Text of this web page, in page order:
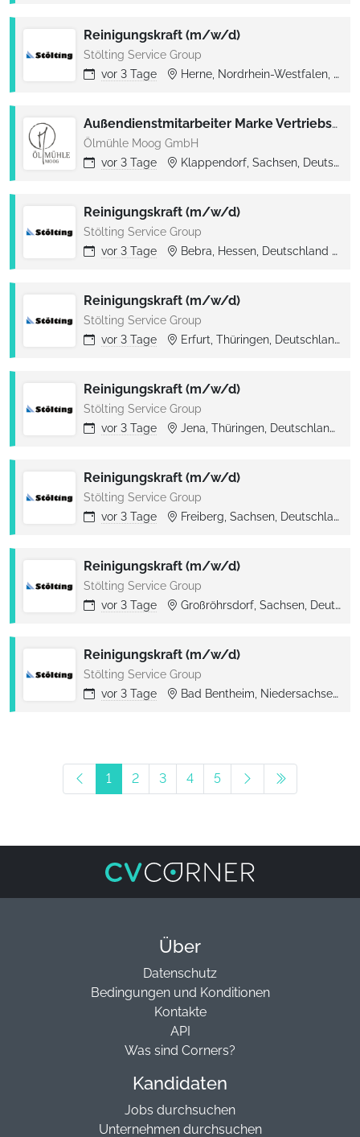
Reinigungskraft (m/w/d)
Stölting Service Group
vor 3 Tage Herne, Nordrhein-Westfalen, Deutschland
Außendienstmitarbeiter Marke Vertriebsgebiet München (m/w/d)
Ölmühle Moog GmbH
vor 3 Tage Klappendorf, Sachsen, Deutschland
Reinigungskraft (m/w/d)
Stölting Service Group
vor 3 Tage Bebra, Hessen, Deutschland
Reinigungskraft (m/w/d)
Stölting Service Group
vor 3 Tage Erfurt, Thüringen, Deutschland
Reinigungskraft (m/w/d)
Stölting Service Group
vor 3 Tage Jena, Thüringen, Deutschland
Reinigungskraft (m/w/d)
Stölting Service Group
vor 3 Tage Freiberg, Sachsen, Deutschland
Reinigungskraft (m/w/d)
Stölting Service Group
vor 3 Tage Großröhrsdorf, Sachsen, Deutschland
Reinigungskraft (m/w/d)
Stölting Service Group
vor 3 Tage Bad Bentheim, Niedersachsen, Deutschland
1 2 3 4 5
Über
Datenschutz
Bedingungen und Konditionen
Kontakte
API
Was sind Corners?
Kandidaten
Jobs durchsuchen
Unternehmen durchsuchen